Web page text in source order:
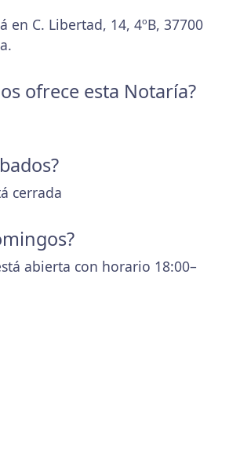
en C. Libertad, 14, 4ºB, 37700
ofrece esta Notaría?
cerrada
abierta con horario 18:00–